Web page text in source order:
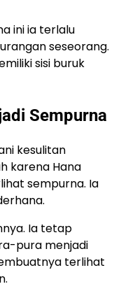
ini ia terlalu
seseorang.
sisi buruk
Sempurna
kesulitan
karena Hana
sempurna. Ia
Ia tetap
pura menjadi
terlihat